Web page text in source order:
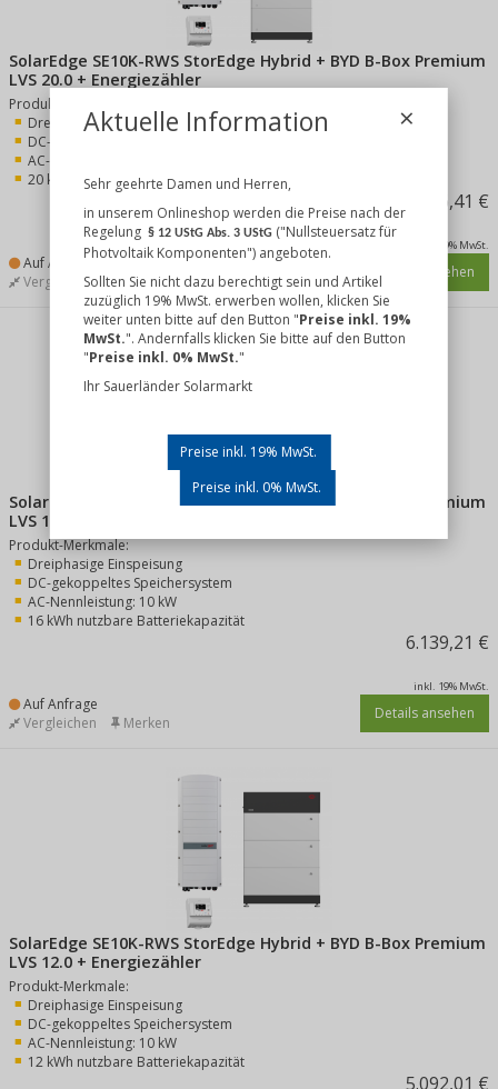
SolarEdge SE10K-RWS StorEdge Hybrid + BYD B-Box Premium
LVS 20.0 + Energiezähler
Produkt-Merkmale:
Dreiphasige Einspeisung
DC-gekoppeltes Speichersystem
AC-Nennleistung: 10 kW
20 kWh nutzbare Batteriekapazität
7.186,41 €
inkl. 19% MwSt.
Auf Anfrage Details ansehen
Vergleichen Merken
SolarEdge SE10K-RWS StorEdge Hybrid + BYD B-Box Premium
LVS 16.0 + Energiezähler
Produkt-Merkmale:
Dreiphasige Einspeisung
DC-gekoppeltes Speichersystem
AC-Nennleistung: 10 kW
16 kWh nutzbare Batteriekapazität
6.139,21 €
inkl. 19% MwSt.
Auf Anfrage Details ansehen
Vergleichen Merken
SolarEdge SE10K-RWS StorEdge Hybrid + BYD B-Box Premium
LVS 12.0 + Energiezähler
Produkt-Merkmale:
Dreiphasige Einspeisung
DC-gekoppeltes Speichersystem
AC-Nennleistung: 10 kW
12 kWh nutzbare Batteriekapazität
5.092,01 €
Aktuelle Information
Sehr geehrte Damen und Herren,
in unserem Onlineshop werden die Preise nach der
Regelung § 12 UStG Abs. 3 UStG("Nullsteuersatz für
Photvoltaik Komponenten") angeboten.
Sollten Sie nicht dazu berechtigt sein und Artikel
zuzüglich 19% MwSt. erwerben wollen, klicken Sie
weiter unten bitte auf den Button "Preise inkl. 19%
MwSt.". Andernfalls klicken Sie bitte auf den Button
"Preise inkl. 0% MwSt."
Ihr Sauerländer Solarmarkt
Preise inkl. 19% MwSt.
Preise inkl. 0% MwSt.
×